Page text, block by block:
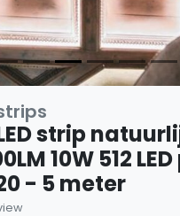
LED strip
10W 512
- 5 meter